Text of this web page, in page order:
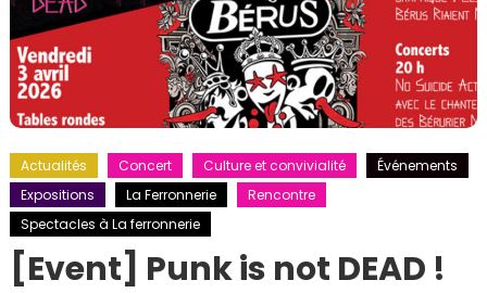
Actualités Concert Culture et convivialité
Événements
Expositions
La Ferronnerie
Rencontre
Spectacles à La ferronnerie
[Event] Punk is not DEAD !